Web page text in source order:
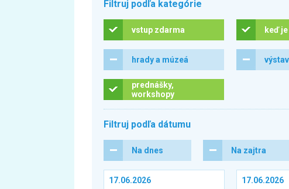
Filtruj podľa kategórie
vstup zdarma keď
hrady a múzeá
prednášky,
workshopy
Filtruj podľa dátumu
Na dnes Na zajtra